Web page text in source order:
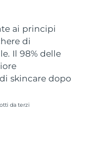
ai principi
di
Il 98% delle
skincare dopo
da terzi
stimata
stimata
10/08/2026
stimata
stimata